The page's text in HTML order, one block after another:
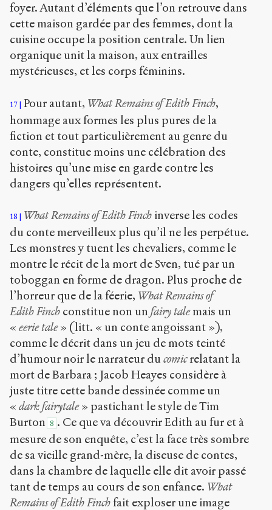
foyer. Autant d’éléments que l’on retrouve dans
cette maison gardée par des femmes, dont la
cuisine occupe la position centrale. Un lien
organique unit la maison, aux entrailles
mystérieuses, et les corps féminins.
17 Pour autant, What Remains of Edith Finch,
hommage aux formes les plus pures de la
fiction et tout particulièrement au genre du
conte, constitue moins une célébration des
histoires qu’une mise en garde contre les
dangers qu’elles représentent.
18 What Remains of Edith Finchinverse les codes
du conte merveilleux plus qu’il ne les perpétue.
Les monstres y tuent les chevaliers, comme le
montre le récit de la mort de Sven, tué par un
toboggan en forme de dragon. Plus proche de
l’horreur que de la féerie, What Remains of
Edith Finch constitue non un fairy talemais un
« eerie tale» (litt. « un conte angoissant »),
comme le décrit dans un jeu de mots teinté
d’humour noir le narrateur du comicrelatant la
mort de Barbara ; Jacob Heayes considère à
juste titre cette bande dessinée comme un
« dark fairytale» pastichant le style de Tim
Burton 8 . Ce que va découvrir Edith au fur et à
mesure de son enquête, c’est la face très sombre
de sa vieille grand-mère, la diseuse de contes,
dans la chambre de laquelle elle dit avoir passé
tant de temps au cours de son enfance. What
Remains of Edith Finchfait exploser une image